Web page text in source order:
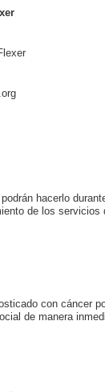
hacerlo
de los
con cáncer
de manera